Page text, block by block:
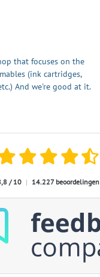
that focuses on the
(ink cartridges,
And we're good at it.
/ 10 | 14.227 beoordelingen